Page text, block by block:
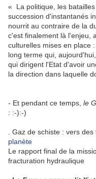
« La politique, les
succession d'instantanés
nourrit au contraire de la
c'est finalement là l'enjeu,
culturelles mises en place
long terme qui,
qui dirigent l'Etat d'avoir
la direction dans laquelle
- Et pendant ce temps, le
: :-):-)
. Gaz de schiste : vers
planète
Le rapport final de la
fracturation hydraulique